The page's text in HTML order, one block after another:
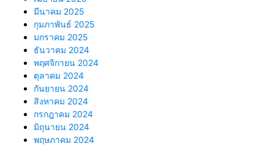
มีนาคม 2025
กุมภาพันธ์ 2025
มกราคม 2025
ธันวาคม 2024
พฤศจิกายน 2024
ตุลาคม 2024
กันยายน 2024
สิงหาคม 2024
กรกฎาคม 2024
มิถุนายน 2024
พฤษภาคม 2024